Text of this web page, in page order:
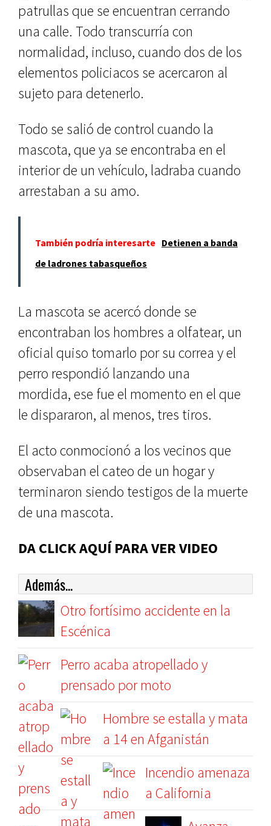
patrullas que se encuentran cerrando
una calle. Todo transcurría con
normalidad, incluso, cuando dos de los
elementos policiacos se acercaron al
sujeto para detenerlo.
Todo se salió de control cuando la
mascota, que ya se encontraba en el
interior de un vehículo, ladraba cuando
arrestaban a su amo.
También podría interesarte Detienen a banda
de ladrones tabasqueños
La mascota se acercó donde se
encontraban los hombres a olfatear, un
oficial quiso tomarlo por su correa y el
perro respondió lanzando una
mordida, ese fue el momento en el que
le dispararon, al menos, tres tiros.
El acto conmocionó a los vecinos que
observaban el cateo de un hogar y
terminaron siendo testigos de la muerte
de una mascota.
DA CLICK AQUÍ PARA VER VIDEO
Además...
Otro fortísimo accidente en la
Escénica
Perro acaba atropellado y
prensado por moto
Hombre se estalla y mata
a 14 en Afganistán
Incendio amenaza
a California